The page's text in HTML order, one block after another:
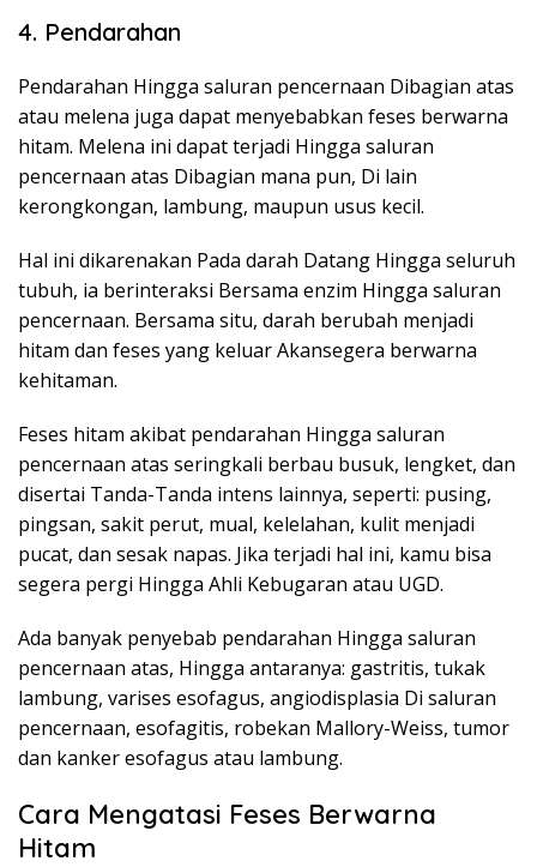
4. Pendarahan
Pendarahan Hingga saluran pencernaan Dibagian atas
atau melena juga dapat menyebabkan feses berwarna
hitam. Melena ini dapat terjadi Hingga saluran
pencernaan atas Dibagian mana pun, Di lain
kerongkongan, lambung, maupun usus kecil.
Hal ini dikarenakan Pada darah Datang Hingga seluruh
tubuh, ia berinteraksi Bersama enzim Hingga saluran
pencernaan. Bersama situ, darah berubah menjadi
hitam dan feses yang keluar Akansegera berwarna
kehitaman.
Feses hitam akibat pendarahan Hingga saluran
pencernaan atas seringkali berbau busuk, lengket, dan
disertai Tanda-Tanda intens lainnya, seperti: pusing,
pingsan, sakit perut, mual, kelelahan, kulit menjadi
pucat, dan sesak napas. Jika terjadi hal ini, kamu bisa
segera pergi Hingga Ahli Kebugaran atau UGD.
Ada banyak penyebab pendarahan Hingga saluran
pencernaan atas, Hingga antaranya: gastritis, tukak
lambung, varises esofagus, angiodisplasia Di saluran
pencernaan, esofagitis, robekan Mallory-Weiss, tumor
dan kanker esofagus atau lambung.
Cara Mengatasi Feses Berwarna
Hitam